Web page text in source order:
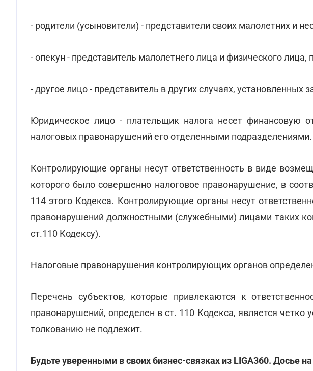
- родители (усыновители) - представители своих малолетних и
- опекун - представитель малолетнего лица и физического лица,
- другое лицо - представитель в других случаях, установленных
Юридическое лицо - плательщик налога несет финансовую
налоговых правонарушений его отделенными подразделениями.
Контролирующие органы несут ответственность в виде
которого было совершенно налоговое правонарушение, в
114 этого Кодекса. Контролирующие органы несут
правонарушений должностными (служебными) лицами таких
ст.110 Кодексу).
Налоговые правонарушения контролирующих органов
Перечень субъектов, которые привлекаются к
правонарушений, определен в ст. 110 Кодекса, является
толкованию не подлежит.
Будьте уверенными в своих бизнес-связках из LIGA360. Досье